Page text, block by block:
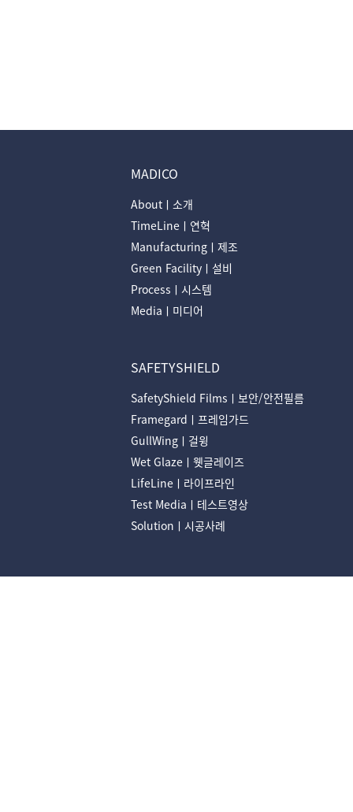
MADICO
Aboutㅣ소개
TimeLineㅣ연혁
Manufacturingㅣ제조
Green Facilityㅣ설비
Processㅣ시스템
Mediaㅣ미디어
SAFETYSHIELD
SafetyShield Filmsㅣ보안/안전필름
Framegardㅣ프레임가드
GullWingㅣ걸윙
Wet Glazeㅣ웻글레이즈
LifeLineㅣ라이프라인
Test Mediaㅣ테스트영상
Solutionㅣ시공사례